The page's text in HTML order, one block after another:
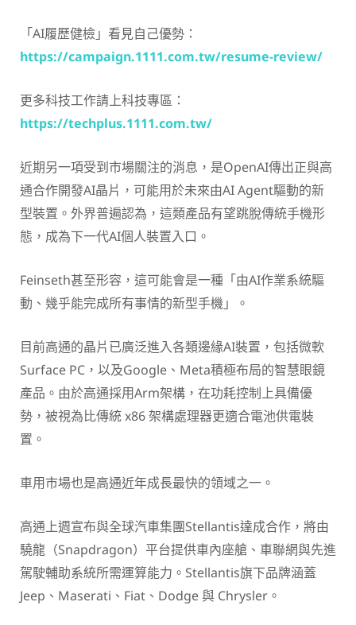
「AI履歷健檢」看見自己優勢：
https://campaign.1111.com.tw/resume-review/
更多科技工作請上科技專區：
https://techplus.1111.com.tw/
近期另一項受到市場關注的消息，是OpenAI傳出正與高
通合作開發AI晶片，可能用於未來由AI Agent驅動的新
型裝置。外界普遍認為，這類產品有望跳脫傳統手機形
態，成為下一代AI個人裝置入口。
Feinseth甚至形容，這可能會是一種「由AI作業系統驅
動、幾乎能完成所有事情的新型手機」。
目前高通的晶片已廣泛進入各類邊緣AI裝置，包括微軟
Surface PC，以及Google、Meta積極布局的智慧眼鏡
產品。由於高通採用Arm架構，在功耗控制上具備優
勢，被視為比傳統 x86 架構處理器更適合電池供電裝
置。
車用市場也是高通近年成長最快的領域之一。
高通上週宣布與全球汽車集團Stellantis達成合作，將由
驍龍（Snapdragon）平台提供車內座艙、車聯網與先進
駕駛輔助系統所需運算能力。Stellantis旗下品牌涵蓋
Jeep、Maserati、Fiat、Dodge 與 Chrysler。